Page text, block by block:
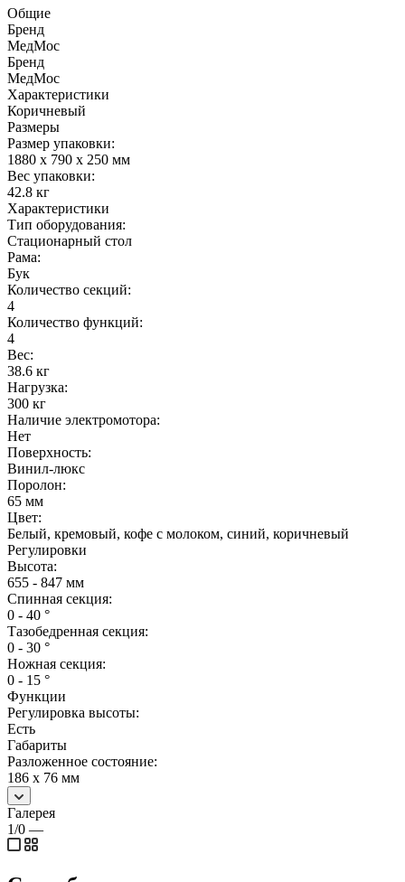
Общие
Бренд
МедМос
Бренд
МедМос
Характеристики
Коричневый
Размеры
Размер упаковки:
1880 x 790 x 250 мм
Вес упаковки:
42.8 кг
Характеристики
Тип оборудования:
Стационарный стол
Рама:
Бук
Количество секций:
4
Количество функций:
4
Вес:
38.6 кг
Нагрузка:
300 кг
Наличие электромотора:
Нет
Поверхность:
Винил-люкс
Поролон:
65 мм
Цвет:
Белый, кремовый, кофе с молоком, синий, коричневый
Регулировки
Высота:
655 - 847 мм
Спинная секция:
0 - 40 °
Тазобедренная секция:
0 - 30 °
Ножная секция:
0 - 15 °
Функции
Регулировка высоты:
Есть
Габариты
Разложенное состояние:
186 х 76 мм
Галерея
1/0 —